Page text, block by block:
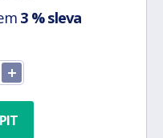
3 % sleva